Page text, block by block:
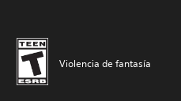
Violencia de fantasía